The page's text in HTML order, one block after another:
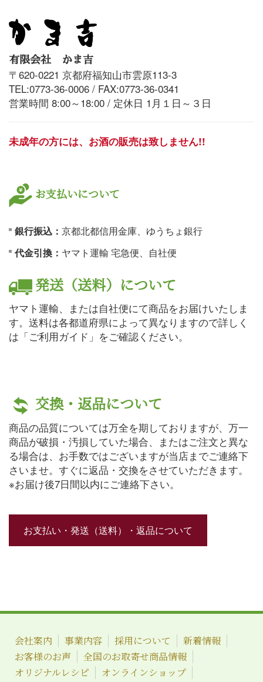
有限会社 かま吉
〒620-0221 京都府福知山市雲原113-3
TEL:0773-36-0006 / FAX:0773-36-0341
営業時間 8:00～18:00 / 定休日 1月１日～３日
未成年の方には、お酒の販売は致しません!!
お支払いについて
銀行振込： 京都北都信用金庫、ゆうちょ銀行
代金引換： ヤマト運輸 宅急便、自社便
発送（送料）について
ヤマト運輸、または自社便にて商品をお届けいたしま
す。送料は各都道府県によって異なりますので詳しく
は「ご利用ガイド」をご確認ください。
交換・返品について
商品の品質については万全を期しておりますが、万一
商品が破損・汚損していた場合、またはご注文と異な
る場合は、お手数ではございますが当店までご連絡下
さいませ。すぐに返品・交換をさせていただきます。
※お届け後7日間以内にご連絡下さい。
お支払い・発送（送料）・返品について
会社案内 事業内容 採用について
新着情報
お客様のお声
全国のお取寄せ商品情報
オリジナルレシピ
オンラインショップ